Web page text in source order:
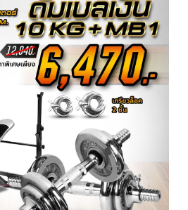
งกาย MB-1 ดัมเบล 10 Kg.
ข้อต่อ บาร์ 1.8 ถุงมือ